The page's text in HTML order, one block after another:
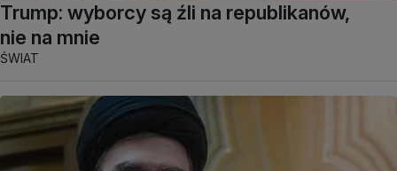
Trump: wyborcy są źli na republikanów,
nie na mnie
ŚWIAT